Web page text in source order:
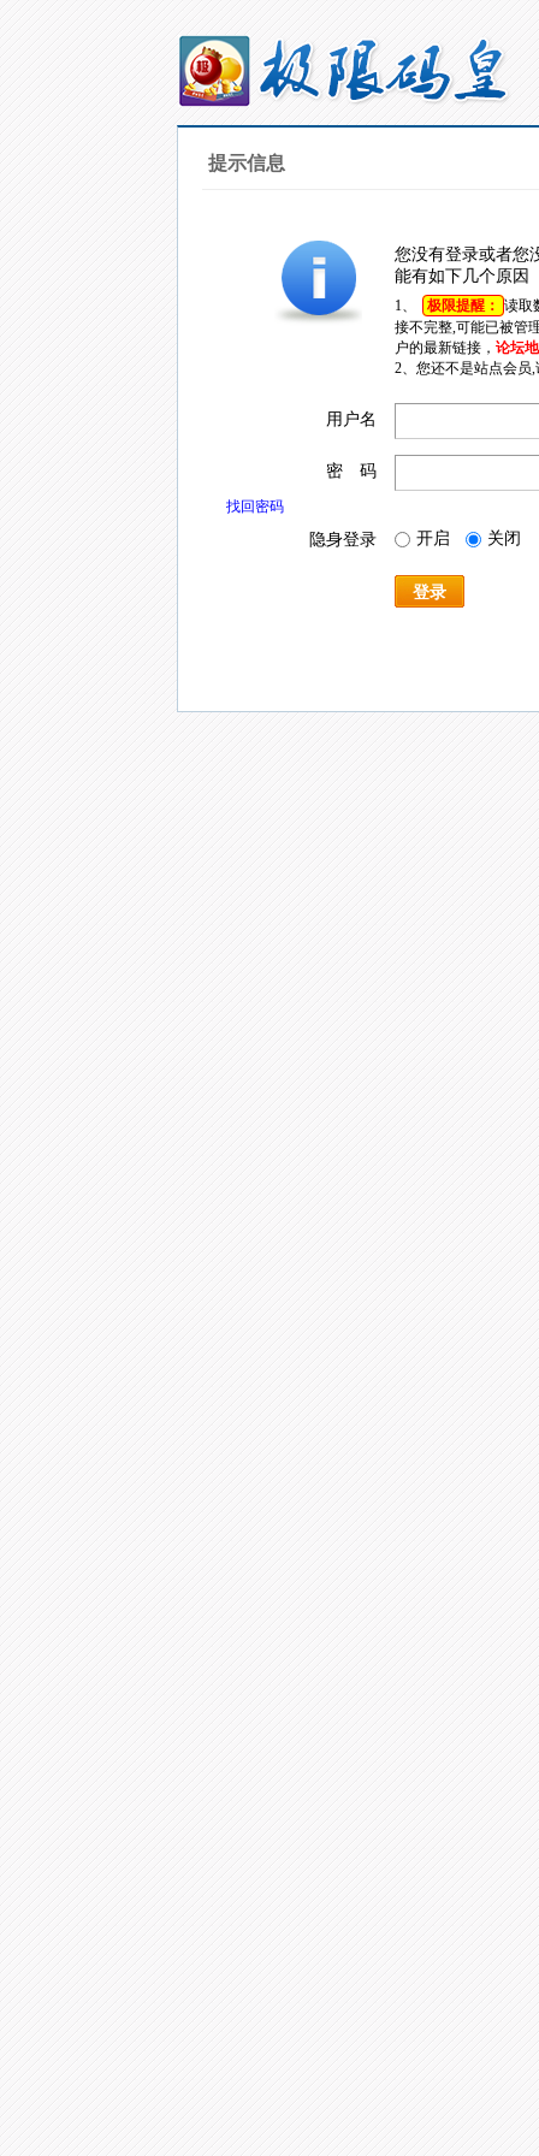
提示信息
您没有登录或者您
能有如下几个原因
1、 极限提醒： 读取
接不完整,可能已被管
户的最新链接， 论坛
2、您还不是站点会员
用户名
密 码
找回密码
隐身登录 开启 关闭
登录